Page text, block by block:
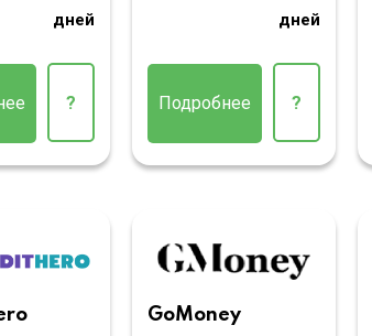
дней
?
дней
Подробнее ?
GoMoney